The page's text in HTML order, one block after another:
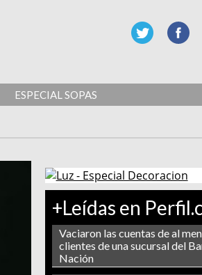
ESPECIAL SOPAS
+Leídas en
Vaciaron las cuentas de al
clientes de una sucursal del
Nación